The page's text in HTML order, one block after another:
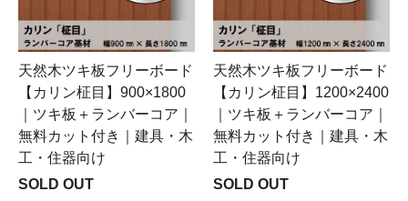
天然木ツキ板フリーボード
【カリン柾目】900×1800
｜ツキ板＋ランバーコア｜
無料カット付き｜建具・木
工・住器向け
SOLD OUT
天然木ツキ板フリーボード
【カリン柾目】1200×2400
｜ツキ板＋ランバーコア｜
無料カット付き｜建具・木
工・住器向け
SOLD OUT